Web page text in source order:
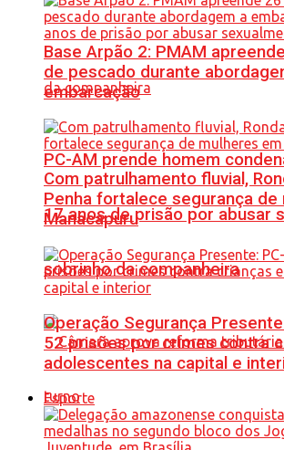
PC-AM prende homem
17 anos de prisão por abusar
sobrinho da companheira
Base Arpão 2: PMAM
de pescado durante
embarcação
Com patrulhamento fluvial,
Penha fortalece segurança de
Manacapuru
Operação Segurança
52 prisões por crimes contra
adolescentes na capital e
Esporte